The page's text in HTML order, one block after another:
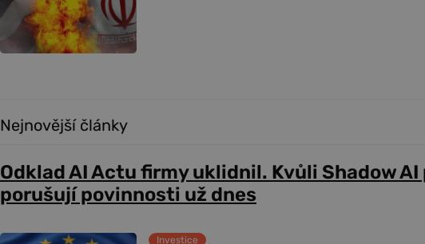
Nejnovější články
Odklad AI Actu firmy uklidnil. Kvůli Shadow
porušují povinnosti už dnes
Investice